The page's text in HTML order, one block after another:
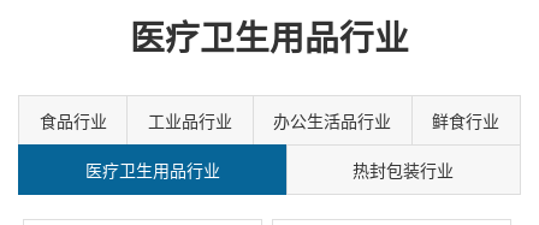
医疗卫生用品行业
食品行业 工业品行业 办公生活品行业 鲜食行业
医疗卫生用品行业 热封包装行业